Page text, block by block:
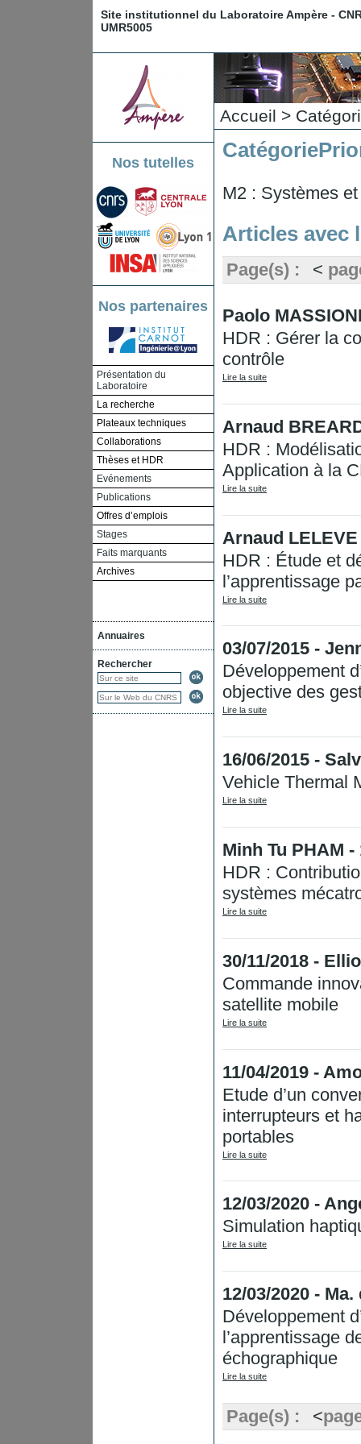
Site institutionnel du Laboratoire Ampère -
UMR5005
Nos tutelles
Nos partenaires
Présentation du
Laboratoire
La recherche
Plateaux techniques
Collaborations
Thèses et HDR
Evénements
Publications
Offres d’emplois
Stages
Faits marquants
Archives
Annuaires
Rechercher
Accueil >
Catégorie
M2 : Systèmes
Articles avec
Page(s) : <
Paolo
HDR : Gérer la
contrôle
Lire la suite
Arnaud
HDR :
Application à la
Lire la suite
Arnaud
HDR : Étude et
l’apprentissage
Lire la suite
03/07/2015 -
Développement
objective des
Lire la suite
16/06/2015 -
Vehicle Thermal
Lire la suite
Minh Tu PHAM
HDR :
systèmes
Lire la suite
30/11/2018 -
Commande
satellite mobile
Lire la suite
11/04/2019 -
Etude d’un
interrupteurs et
portables
Lire la suite
12/03/2020 -
Simulation
Lire la suite
12/03/2020 -
Développement
l’apprentissage
échographique
Lire la suite
Page(s) : <